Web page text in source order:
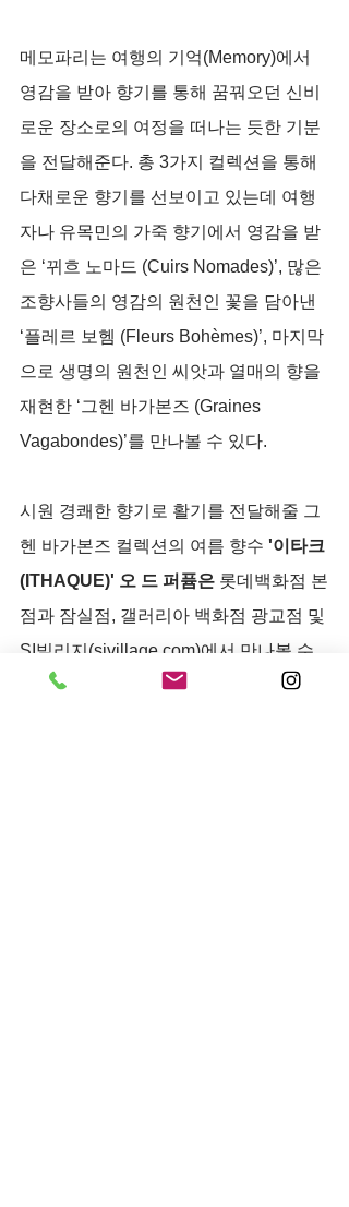
메모파리는 여행의 기억(Memory)에서
영감을 받아 향기를 통해 꿈꿔오던 신비
로운 장소로의 여정을 떠나는 듯한 기분
을 전달해준다. 총 3가지 컬렉션을 통해
다채로운 향기를 선보이고 있는데 여행
자나 유목민의 가죽 향기에서 영감을 받
은 ‘뀌흐 노마드 (Cuirs Nomades)’, 많은
조향사들의 영감의 원천인 꽃을 담아낸
‘플레르 보헴 (Fleurs Bohèmes)’, 마지막
으로 생명의 원천인 씨앗과 열매의 향을
재현한 ‘그헨 바가본즈 (Graines
Vagabondes)’를 만나볼 수 있다.
시원 경쾌한 향기로 활기를 전달해줄 그
헨 바가본즈 컬렉션의 여름 향수 '이타크
(ITHAQUE)' 오 드 퍼퓸은 롯데백화점 본
점과 잠실점, 갤러리아 백화점 광교점 및
SI빌리지(sivillage.com)에서 만나볼 수
있다.